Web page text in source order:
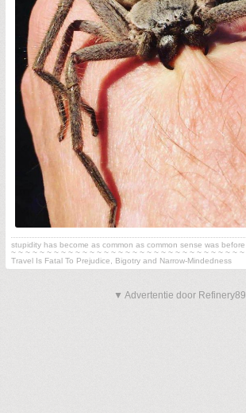
stupidity has become as common as common sense was before
~ ~ ~ ~ ~ ~ ~ ~ ~ ~ ~ ~ ~ ~ ~ ~ ~ ~ ~ ~ ~ ~ ~ ~ ~ ~ ~ ~ ~ ~ ~ ~ ~
Travel Is Fatal To Prejudice, Bigotry and Narrow-Mindedness
▼ Advertentie door Refinery89